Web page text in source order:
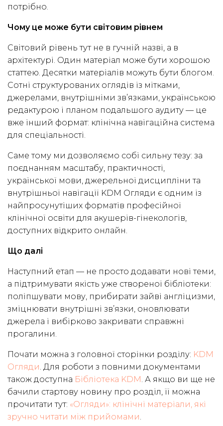
потрібно.
Чому це може бути світовим рівнем
Світовий рівень тут не в гучній назві, а в
архітектурі. Один матеріал може бути хорошою
статтею. Десятки матеріалів можуть бути блогом.
Сотні структурованих оглядів із мітками,
джерелами, внутрішніми зв’язками, українською
редактурою і планом подальшого аудиту — це
вже інший формат: клінічна навігаційна система
для спеціальності.
Саме тому ми дозволяємо собі сильну тезу: за
поєднанням масштабу, практичності,
української мови, джерельної дисципліни та
внутрішньої навігації KDM Огляди є одним із
найпросунутіших форматів професійної
клінічної освіти для акушерів-гінекологів,
доступних відкрито онлайн.
Що далі
Наступний етап — не просто додавати нові теми,
а підтримувати якість уже створеної бібліотеки:
поліпшувати мову, прибирати зайві англіцизми,
зміцнювати внутрішні зв’язки, оновлювати
джерела і вибірково закривати справжні
прогалини.
Почати можна з головної сторінки розділу: KDM
Огляди. Для роботи з повними документами
також доступна Бібліотека KDM. А якщо ви ще не
бачили стартову новину про розділ, її можна
прочитати тут: «Огляди»: клінічні матеріали, які
зручно читати між прийомами.